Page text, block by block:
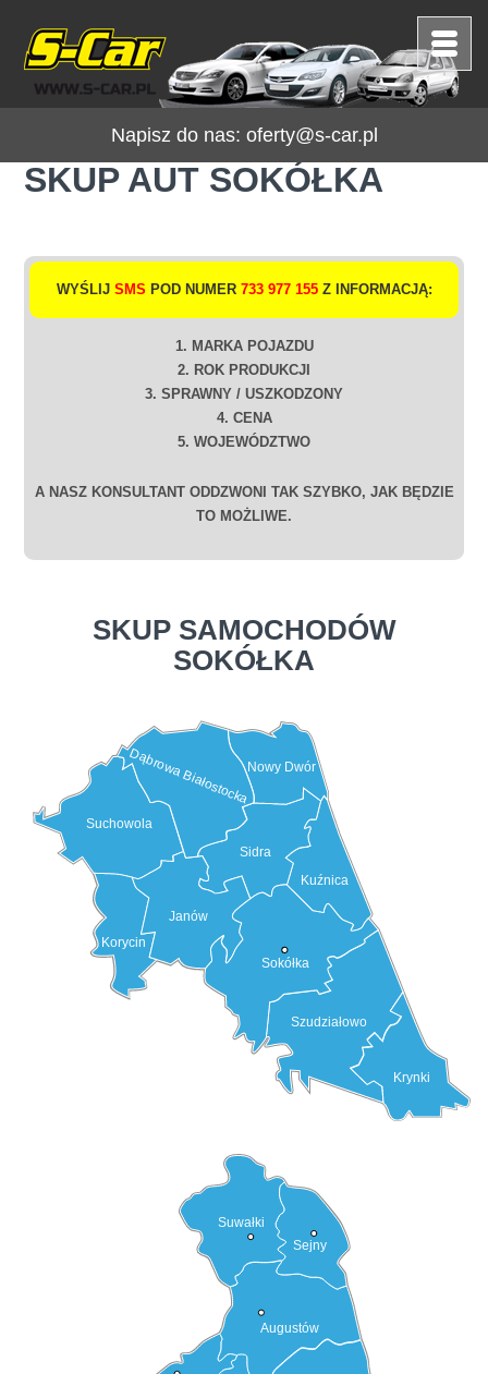
Napisz do nas: oferty@s-car.pl
SKUP AUT SOKÓŁKA
WYŚLIJ SMS POD NUMER 733 977 155Z INFORMACJĄ:
1. MARKA POJAZDU
2. ROK PRODUKCJI
3. SPRAWNY / USZKODZONY
4. CENA
5. WOJEWÓDZTWO
A NASZ KONSULTANT ODDZWONI TAK SZYBKO, JAK BĘDZIE
TO MOŻLIWE.
SKUP SAMOCHODÓW
SOKÓŁKA
Kuźnica
Szudziałowo
Krynki
Sidra
Suchowola
Korycin
Janów
Nowy Dwór
Dąbrowa Białostocka
Sokółka
Augustów
Sejny
Suwałki